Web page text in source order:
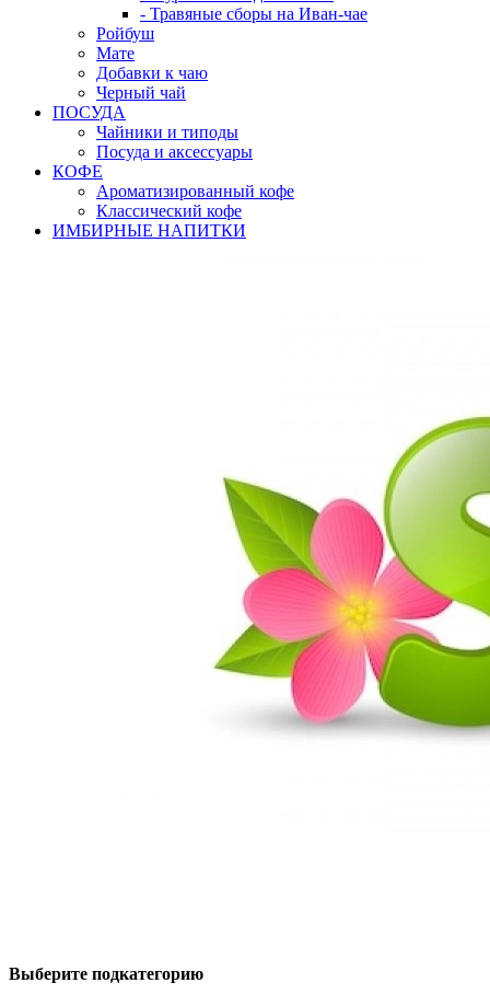
- Травяные сборы на Иван-чае
Ройбуш
Мате
Добавки к чаю
Черный чай
ПОСУДА
Чайники и типоды
Посуда и аксессуары
КОФЕ
Ароматизированный кофе
Классический кофе
ИМБИРНЫЕ НАПИТКИ
Выберите подкатегорию